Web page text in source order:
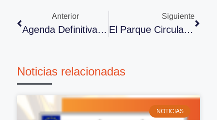
Anterior
Agenda Definitiva Del 36º Congreso De ANCERA: Inteligencia Sostenible
Siguiente
El Parque Circulante Español Es Cada Vez Más Grande Y Antiguo
Noticias relacionadas
NOTICIAS